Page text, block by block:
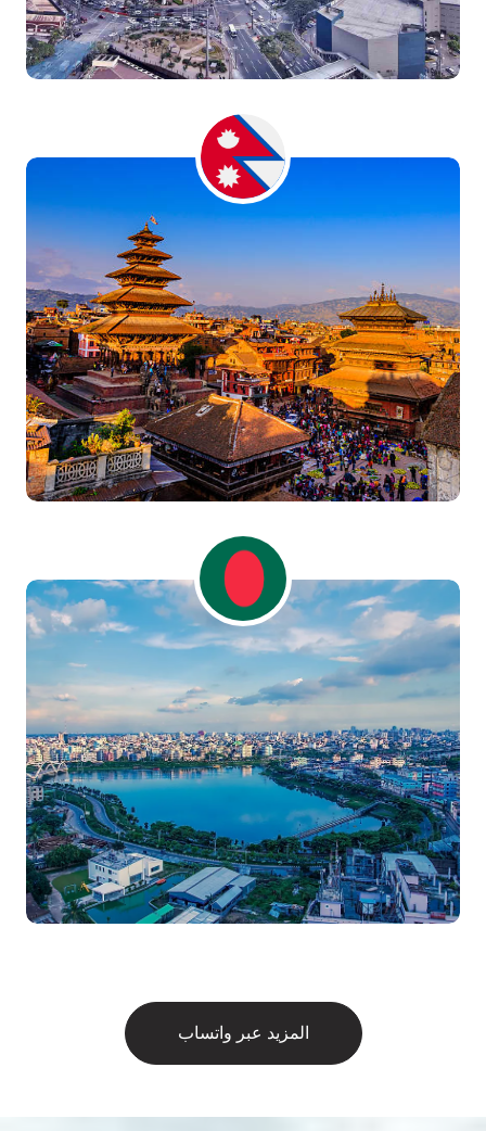
المزيد عبر واتساب